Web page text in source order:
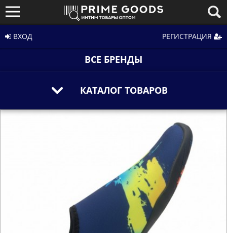
ВХОД РЕГИСТРАЦИЯ
ВСЕ БРЕНДЫ
КАТАЛОГ ТОВАРОВ